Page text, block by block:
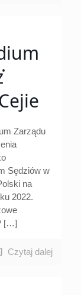
Zarządu
Sędziów w
na
2022.
[…]
Czytaj dalej